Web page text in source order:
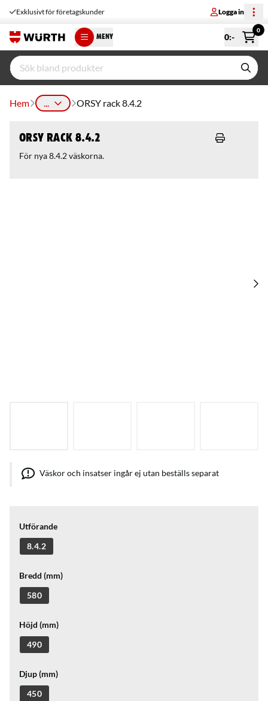
Exklusivt för företagskunder Logga in
MENY 0:-
0
Hem ... ORSY rack 8.4.2
ORSY rack 8.4.2
För nya 8.4.2 väskorna.
Väskor och insatser ingår ej utan beställs separat
Utförande
8.4.2
Bredd (mm)
580
Höjd (mm)
490
Djup (mm)
450